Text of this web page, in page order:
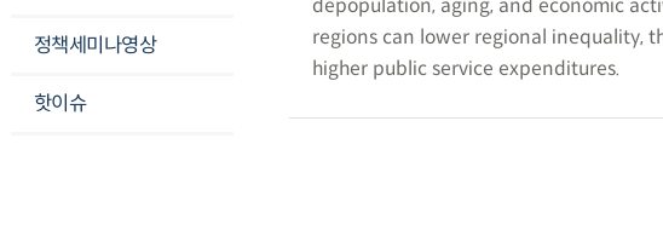
정책세미나영상
핫이슈
depopulation, aging, and economic
regions can lower regional inequality,
higher public service expenditures.